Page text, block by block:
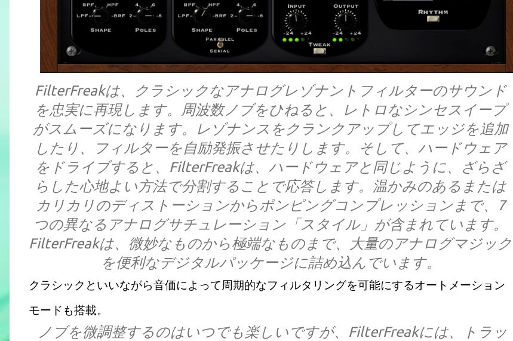
FilterFreakは、クラシックなアナログレゾナントフィルターのサウンド
を忠実に再現します。周波数ノブをひねると、レトロなシンセスイープ
がスムーズになります。レゾナンスをクランクアップしてエッジを追加
したり、フィルターを自励発振させたりします。そして、ハードウェア
をドライブすると、FilterFreakは、ハードウェアと同じように、ざらざ
らした心地よい方法で分割することで応答します。温かみのあるまたは
カリカリのディストーションからポンピングコンプレッションまで、7
つの異なるアナログサチュレーション「スタイル」が含まれています。
FilterFreakは、微妙なものから極端なものまで、大量のアナログマジック
を便利なデジタルパッケージに詰め込んでいます。
クラシックといいながら音価によって周期的なフィルタリングを可能にするオートメーション
モードも搭載。
ノブを微調整するのはいつでも楽しいですが、FilterFreakには、トラッ